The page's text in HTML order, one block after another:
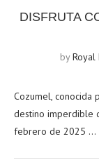
DISFRUTA
byRoyal
Cozumel, conocida
destino imperdible
febrero de 2025 …